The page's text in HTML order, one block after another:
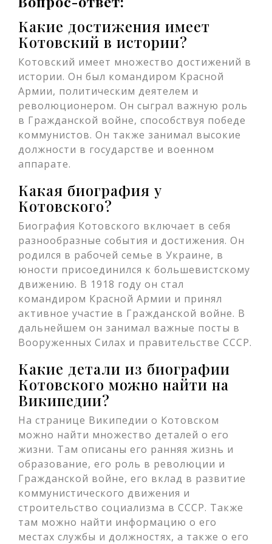
Какие достижения имеет
Котовский в истории?
Котовский имеет множество достижений в
истории. Он был командиром Красной
Армии, политическим деятелем и
революционером. Он сыграл важную роль
в Гражданской войне, способствуя победе
коммунистов. Он также занимал высокие
должности в государстве и военном
аппарате.
Какая биография у
Котовского?
Биография Котовского включает в себя
разнообразные события и достижения. Он
родился в рабочей семье в Украине, в
юности присоединился к большевистскому
движению. В 1918 году он стал
командиром Красной Армии и принял
активное участие в Гражданской войне. В
дальнейшем он занимал важные посты в
Вооруженных Силах и правительстве СССР.
Какие детали из биографии
Котовского можно найти на
Википедии?
На странице Википедии о Котовском
можно найти множество деталей о его
жизни. Там описаны его ранняя жизнь и
образование, его роль в революции и
Гражданской войне, его вклад в развитие
коммунистического движения и
строительство социализма в СССР. Также
там можно найти информацию о его
местах службы и должностях, а также о его